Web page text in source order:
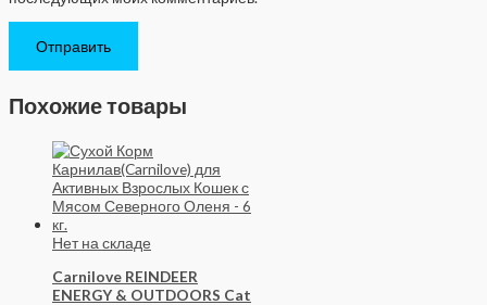
Похожие товары
Нет на складе
Carnilove REINDEER
ENERGY & OUTDOORS Cat